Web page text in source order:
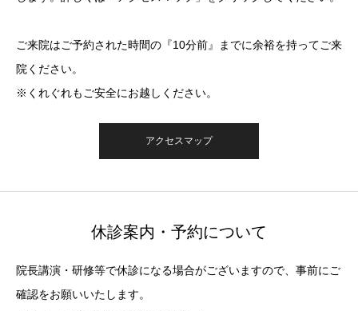
ご来院はご予約された時間の『10分前』までに余裕を持ってご来
院ください。
※くれぐれもご安全にお越しください。
アクセスマップ
休診案内・予約について
院長講演・研修等で休診になる場合がございますので、事前にご
確認をお願いいたします。